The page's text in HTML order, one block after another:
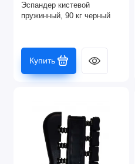
Эспандер кистевой
пружинный, 90 кг черный
Купить